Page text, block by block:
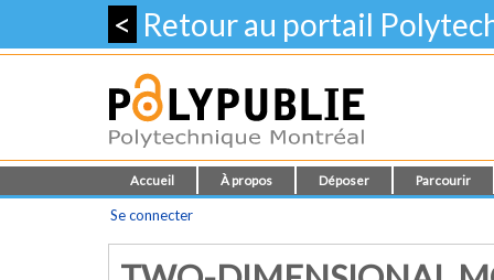
< Retour au portail
Accueil À propos Déposer Parcourir
Se connecter